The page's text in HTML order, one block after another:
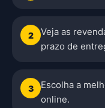
2
Veja as
prazo de
3
Escolha a
online.